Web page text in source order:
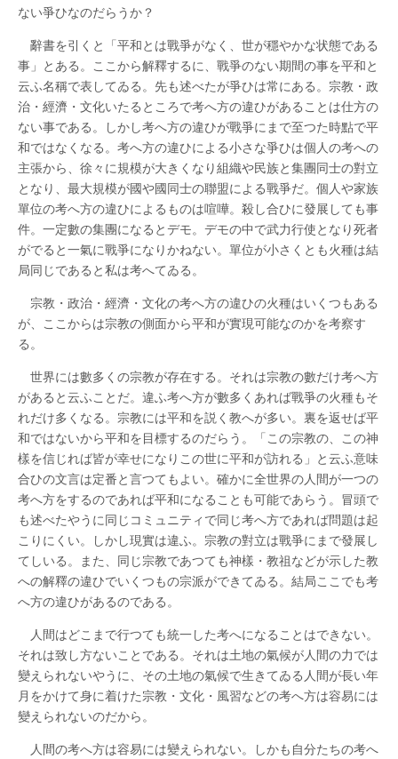
ない爭ひなのだらうか？
辭書を引くと「平和とは戰爭がなく、世が穩やかな状態である
事」とある。ここから解釋するに、戰爭のない期間の事を平和と
云ふ名稱で表してゐる。先も述べたが爭ひは常にある。宗教・政
治・經濟・文化いたるところで考へ方の違ひがあることは仕方の
ない事である。しかし考へ方の違ひが戰爭にまで至つた時點で平
和ではなくなる。考へ方の違ひによる小さな爭ひは個人の考への
主張から、徐々に規模が大きくなり組織や民族と集團同士の對立
となり、最大規模が國や國同士の聯盟による戰爭だ。個人や家族
單位の考へ方の違ひによるものは喧嘩。殺し合ひに發展しても事
件。一定數の集團になるとデモ。デモの中で武力行使となり死者
がでると一氣に戰爭になりかねない。單位が小さくとも火種は結
局同じであると私は考へてゐる。
宗教・政治・經濟・文化の考へ方の違ひの火種はいくつもある
が、ここからは宗教の側面から平和が實現可能なのかを考察す
る。
世界には數多くの宗教が存在する。それは宗教の數だけ考へ方
があると云ふことだ。違ふ考へ方が數多くあれば戰爭の火種もそ
れだけ多くなる。宗教には平和を説く教へが多い。裏を返せば平
和ではないから平和を目標するのだらう。「この宗教の、この神
樣を信じれば皆が幸せになりこの世に平和が訪れる」と云ふ意味
合ひの文言は定番と言つてもよい。確かに全世界の人間が一つの
考へ方をするのであれば平和になることも可能であらう。冒頭で
も述べたやうに同じコミュニティで同じ考へ方であれば問題は起
こりにくい。しかし現實は違ふ。宗教の對立は戰爭にまで發展し
てしいる。また、同じ宗教であつても神樣・教祖などが示した教
への解釋の違ひでいくつもの宗派ができてゐる。結局ここでも考
へ方の違ひがあるのである。
人間はどこまで行つても統一した考へになることはできない。
それは致し方ないことである。それは土地の氣候が人間の力では
變えられないやうに、その土地の氣候で生きてゐる人間が長い年
月をかけて身に着けた宗教・文化・風習などの考へ方は容易には
變えられないのだから。
人間の考へ方は容易には變えられない。しかも自分たちの考へ